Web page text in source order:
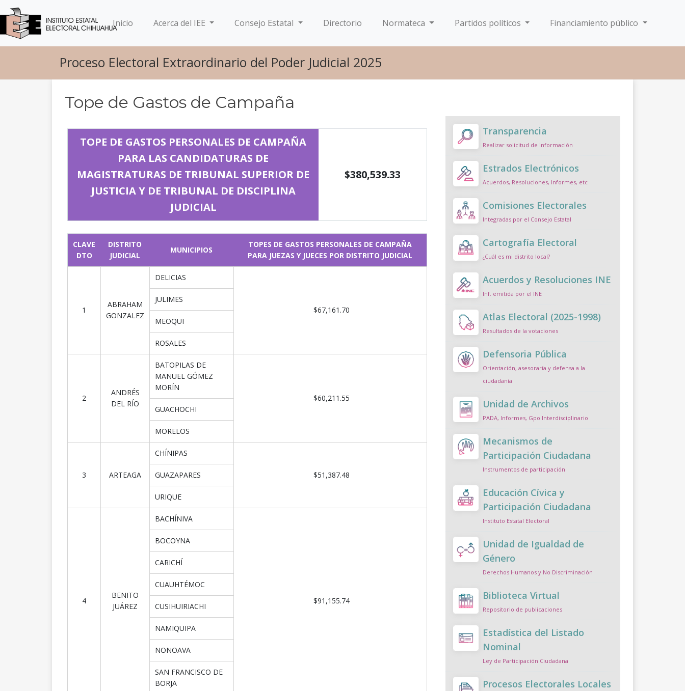
Inicio(current)Acerca del IEE Consejo Estatal Directorio Normateca Partidos políticos Financiamiento público
Proceso Electoral Extraordinario del Poder Judicial 2025
Tope de Gastos de Campaña
TOPE DE GASTOS PERSONALES DE CAMPAÑA
PARA LAS CANDIDATURAS DE
MAGISTRATURAS DE TRIBUNAL SUPERIOR DE
JUSTICIA Y DE TRIBUNAL DE DISCIPLINA
JUDICIAL
$380,539.33
CLAVE
DTO
DISTRITO
JUDICIAL
MUNICIPIOS
TOPES DE GASTOS PERSONALES DE CAMPAÑA
PARA JUEZAS Y JUECES POR DISTRITO JUDICIAL
1
ABRAHAM
GONZALEZ
DELICIAS
$67,161.70
JULIMES
MEOQUI
ROSALES
2
ANDRÉS
DEL RÍO
BATOPILAS DE
MANUEL GÓMEZ
MORÍN
$60,211.55
GUACHOCHI
MORELOS
3 ARTEAGA
CHÍNIPAS
$51,387.48
GUAZAPARES
URIQUE
4
BENITO
JUÁREZ
BACHÍNIVA
$91,155.74
BOCOYNA
CARICHÍ
CUAUHTÉMOC
CUSIHUIRIACHI
NAMIQUIPA
NONOAVA
SAN FRANCISCO DE
BORJA
Transparencia
Realizar solicitud de información
Estrados Electrónicos
Acuerdos, Resoluciones, Informes, etc
Comisiones Electorales
Integradas por el Consejo Estatal
Cartografía Electoral
¿Cuál es mi distrito local?
Acuerdos y Resoluciones INE
Inf. emitida por el INE
Atlas Electoral (2025-1998)
Resultados de la votaciones
Defensoria Pública
Orientación, asesoraría y defensa a la
ciudadanía
Unidad de Archivos
PADA, Informes, Gpo Interdisciplinario
Mecanismos de
Participación Ciudadana
Instrumentos de participación
Educación Cívica y
Participación Ciudadana
Instituto Estatal Electoral
Unidad de Igualdad de
Género
Derechos Humanos y No Discriminación
Biblioteca Virtual
Repositorio de publicaciones
Estadística del Listado
Nominal
Ley de Participación Ciudadana
Procesos Electorales Locales